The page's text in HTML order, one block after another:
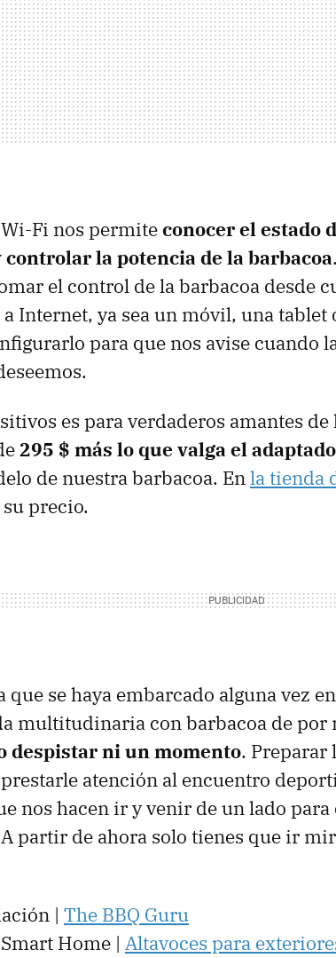
Fi nos permiteconocer el estado
controlar la potencia de la barbacoa
el control de la barbacoa desde
Internet, ya sea un móvil, una tablet
para que nos avise cuando
es para verdaderos amantes
295 $ más lo que valga el
de nuestra barbacoa. Enla tienda
precio.
que se haya embarcado alguna vez
multitudinaria con barbacoa de por
despistar ni un momento. Preparar
atención al encuentro
nos hacen ir y venir de un lado
partir de ahora solo tienes que ir
| The BBQ Guru
Home | Altavoces para